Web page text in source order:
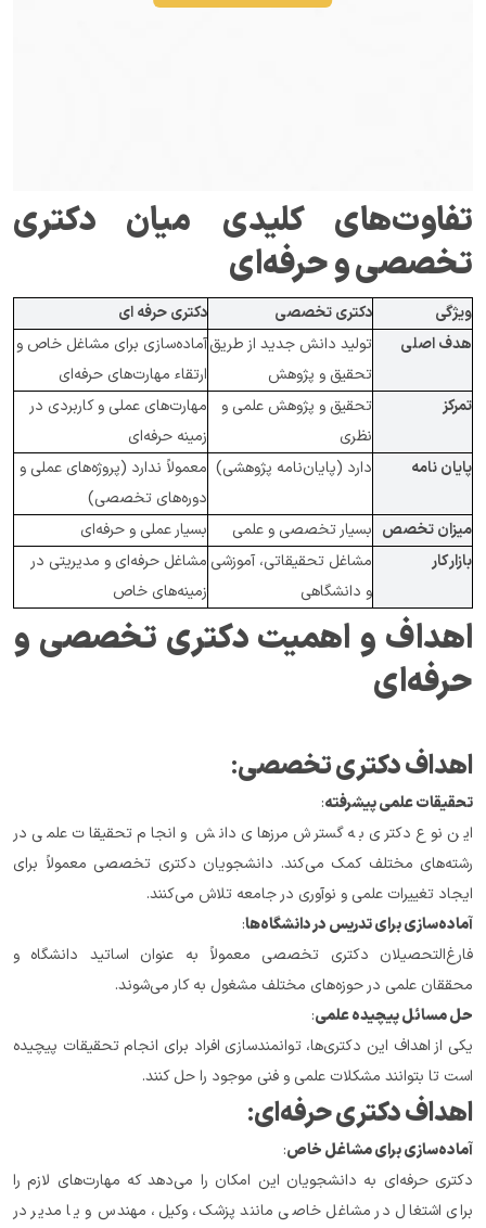
تخصصی و حرفه‌ای
ویژگی دکتری تخصصی
دکتری حرفه ای
هدف اصلی
تولید دانش جدید از طریق
تحقیق و پژوهش
ارتقاء مهارت‌های حرفه‌ای
تمرکز
نظری
زمینه حرفه‌ای
پایان نامه
دارد (پایان‌نامه پژوهشی)
دوره‌های تخصصی)
میزان تخصص بسیار تخصصی و علمی
بسیار عملی و حرفه‌ای
بازار کار
و دانشگاهی
زمینه‌های خاص
حرفه‌ای
اهداف دکتری تخصصی:
تحقیقات علمی پیشرفته:
ایجاد تغییرات علمی و نوآوری در جامعه تلاش می‌کنند.
آماده‌سازی برای تدریس در دانشگاه‌ها
:
محققان علمی در حوزه‌های مختلف مشغول به کار می‌شوند.
حل مسائل پیچیده علمی:
است تا بتوانند مشکلات علمی و فنی موجود را حل کنند.
اهداف دکتری حرفه‌ای :
آماده‌سازی برای مشاغل خاص
: